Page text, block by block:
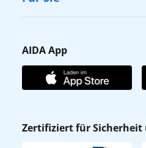
Karriere
Affiliateprogramm
Verhaltens- & Ethikkodex
Gästefragebogen
AIDA Club
AIDA App
AIDA App
Zertifiziert für